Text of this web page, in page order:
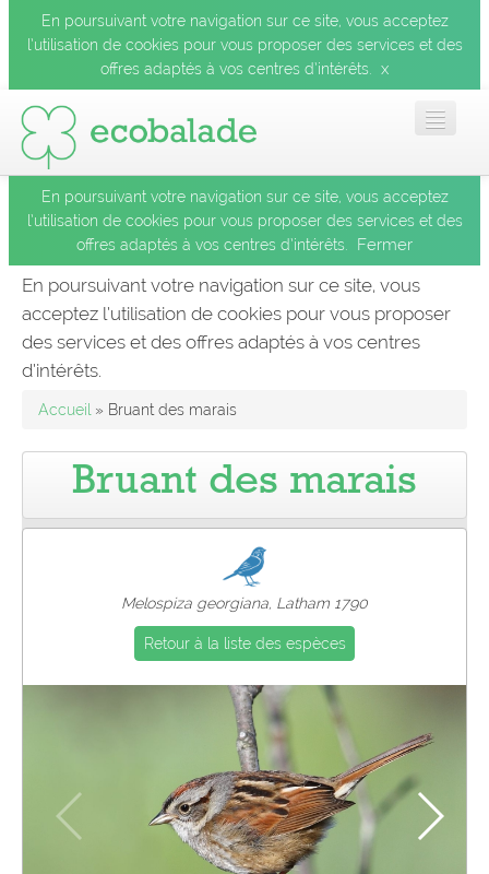
En poursuivant votre navigation sur ce site, vous acceptez
l’utilisation de cookies pour vous proposer des services et des
offres adaptés à vos centres d’intérêts.
x
Accueil
Les balades
Les espèces
Le blog
Pro
En poursuivant votre navigation sur ce site, vous acceptez
l’utilisation de cookies pour vous proposer des services et des
offres adaptés à vos centres d’intérêts.
Fermer
En poursuivant votre navigation sur ce site, vous
acceptez l’utilisation de cookies pour vous proposer
des services et des offres adaptés à vos centres
d’intérêts.
Accueil » Bruant des marais
Bruant des marais
Melospiza georgiana, Latham 1790
Retour à la liste des espèces